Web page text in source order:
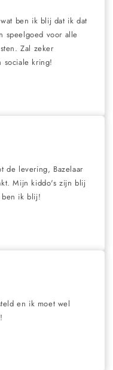
ben ik blij dat ik dat
speelgoed voor alle
Zal zeker
sociale kring!
de levering, Bazelaar
Mijn kiddo's zijn blij
ben ik blij!
en ik moet wel